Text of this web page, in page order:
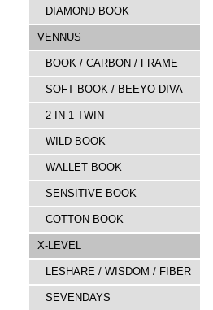
DIAMOND BOOK
VENNUS
BOOK / CARBON / FRAME
SOFT BOOK / BEEYO DIVA
2 IN 1 TWIN
WILD BOOK
WALLET BOOK
SENSITIVE BOOK
COTTON BOOK
X-LEVEL
LESHARE / WISDOM / FIBER
SEVENDAYS